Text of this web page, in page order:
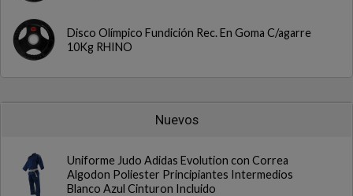
Disco Olímpico Fundición Rec. En Goma C/agarre
10Kg RHINO
Nuevos
Uniforme Judo Adidas Evolution con Correa
Algodon Poliester Principiantes Intermedios
Blanco Azul Cinturon Incluido